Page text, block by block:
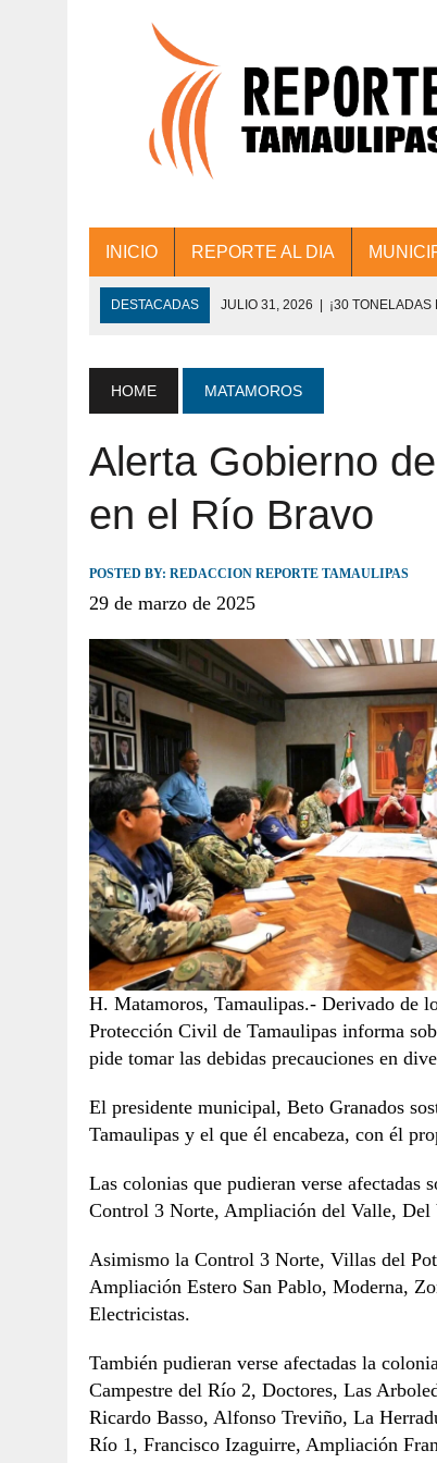
INICIO REPORTE AL DIA
DESTACADAS JULIO 31, 2026 | ¡30
JULIO 30, 2026 | 💧🚰 ¡AGUA PARA LA COMUNIDAD!
JULIO 30, 2026 ¡TRABAJO EN EQUIPO Y
JULIO 30, 2026 | TAMAULIPAS TE INVITA A
HOME MATAMOROS
Alerta Gobierno
en el Río Bravo
POSTED BY: REDACCION REPORTE TAMAULIPAS
29 de marzo de 2025
H. Matamoros, Tamaulipas.- Derivado de
Protección Civil de Tamaulipas informa
pide tomar las debidas precauciones en
El presidente municipal, Beto Granados
Tamaulipas y el que él encabeza, con él
Las colonias que pudieran verse
Control 3 Norte, Ampliación del Valle, Del
Asimismo la Control 3 Norte, Villas del
Ampliación Estero San Pablo, Moderna,
Electricistas.
También pudieran verse afectadas la
Campestre del Río 2, Doctores, Las
Ricardo Basso, Alfonso Treviño, La
Río 1, Francisco Izaguirre, Ampliación